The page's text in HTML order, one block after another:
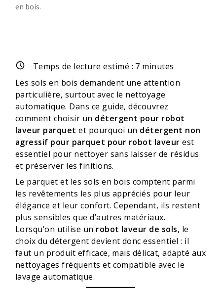
en bois.
Temps de lecture estimé : 7 minutes
Les sols en bois demandent une attention
particulière, surtout avec le nettoyage
automatique. Dans ce guide, découvrez
comment choisir un détergent pour robot
laveur parquet et pourquoi un détergent non
agressif pour parquet pour robot laveur est
essentiel pour nettoyer sans laisser de résidus
et préserver les finitions.
Le parquet et les sols en bois comptent parmi
les revêtements les plus appréciés pour leur
élégance et leur confort. Cependant, ils restent
plus sensibles que d’autres matériaux.
Lorsqu’on utilise un robot laveur de sols, le
choix du détergent devient donc essentiel : il
faut un produit efficace, mais délicat, adapté aux
nettoyages fréquents et compatible avec le
lavage automatique.